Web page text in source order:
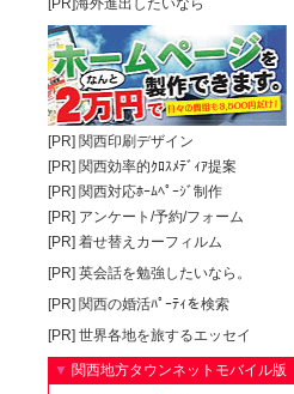
[PR]海外進出したいなら
[PR] 関西印刷デザイン
[PR] 関西効率的ｸﾛｽﾒﾃﾞｨｱ提案
[PR] 関西対応ﾎｰﾑﾍﾟｰｼﾞ制作
[PR] アンケート/予約/フォーム
[PR] 着せ替えカーフィルム
[PR] 英会話を勉強したいなら。
[PR] 関西の婚活ﾊﾟｰﾃｨを検索
[PR] 世界各地を旅するエッセイ
▼ 関西地方タウンネットモバイル版